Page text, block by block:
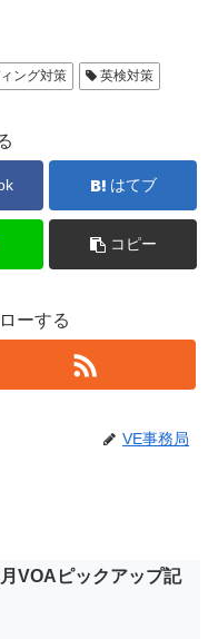
ング対策 英検対策
はてブ
コピー
ーする
VE事務局
VOAピックアップ記